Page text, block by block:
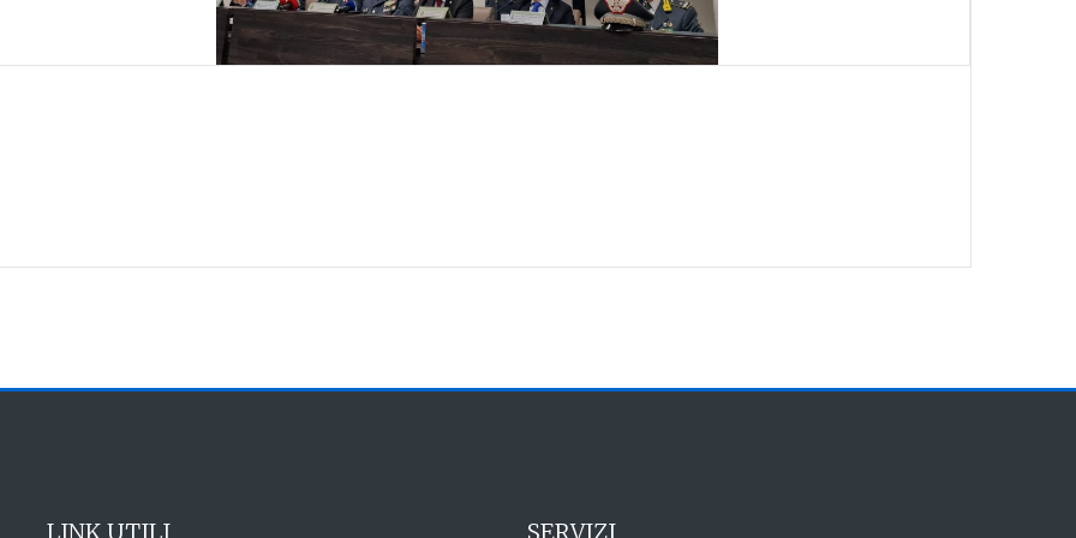
LINK UTILI SERVIZI